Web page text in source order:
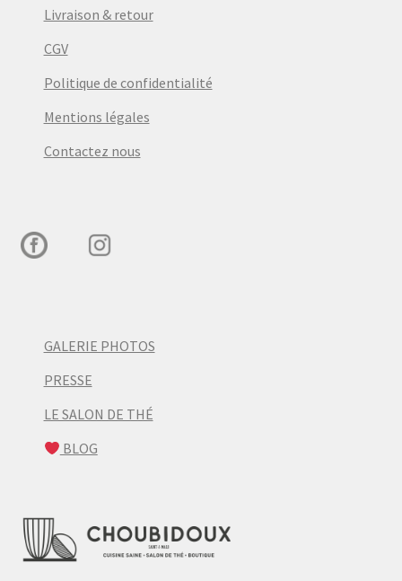
Livraison & retour
CGV
Politique de confidentialité
Mentions légales
Contactez nous
GALERIE PHOTOS
PRESSE
LE SALON DE THÉ
BLOG